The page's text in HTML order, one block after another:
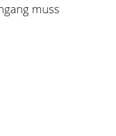
muss